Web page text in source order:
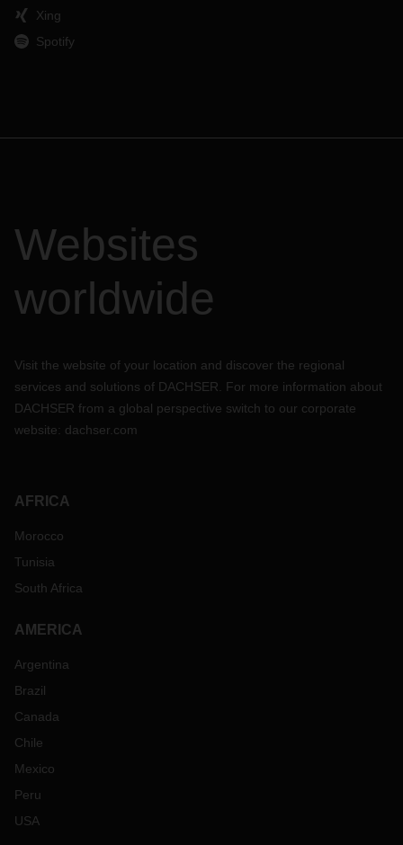
Xing
Spotify
Websites
worldwide
Visit the website of your location and discover the regional
services and solutions of DACHSER. For more information about
DACHSER from a global perspective switch to our corporate
website: dachser.com
AFRICA
Morocco
Tunisia
South Africa
AMERICA
Argentina
Brazil
Canada
Chile
Mexico
Peru
USA